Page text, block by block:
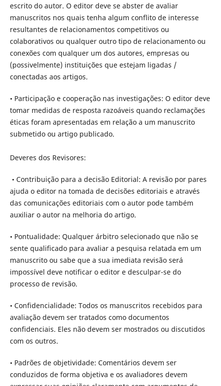
escrito do autor. O editor deve se abster de avaliar
manuscritos nos quais tenha algum conflito de interesse
resultantes de relacionamentos competitivos ou
colaborativos ou qualquer outro tipo de relacionamento ou
conexões com qualquer um dos autores, empresas ou
(possivelmente) instituições que estejam ligadas /
conectadas aos artigos.
• Participação e cooperação nas investigações: O editor deve
tomar medidas de resposta razoáveis quando reclamações
éticas foram apresentadas em relação a um manuscrito
submetido ou artigo publicado.
Deveres dos Revisores:
• Contribuição para a decisão Editorial: A revisão por pares
ajuda o editor na tomada de decisões editoriais e através
das comunicações editoriais com o autor pode também
auxiliar o autor na melhoria do artigo.
• Pontualidade: Qualquer árbitro selecionado que não se
sente qualificado para avaliar a pesquisa relatada em um
manuscrito ou sabe que a sua imediata revisão será
impossível deve notificar o editor e desculpar-se do
processo de revisão.
• Confidencialidade: Todos os manuscritos recebidos para
avaliação devem ser tratados como documentos
confidenciais. Eles não devem ser mostrados ou discutidos
com os outros.
• Padrões de objetividade: Comentários devem ser
conduzidos de forma objetiva e os avaliadores devem